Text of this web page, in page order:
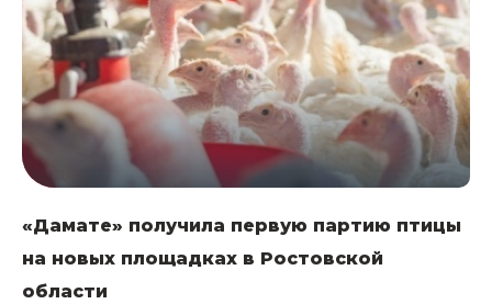
«Дамате» получила первую партию птицы
на новых площадках в Ростовской
области